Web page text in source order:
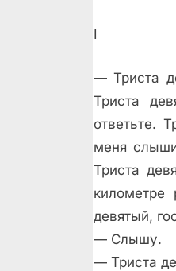
I
— Триста
Триста
ответьте.
меня
Триста
километре
девятый,
— Слышу.
— Триста